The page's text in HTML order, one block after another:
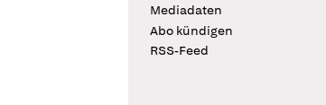
Mediadaten
Abo kündigen
RSS-Feed